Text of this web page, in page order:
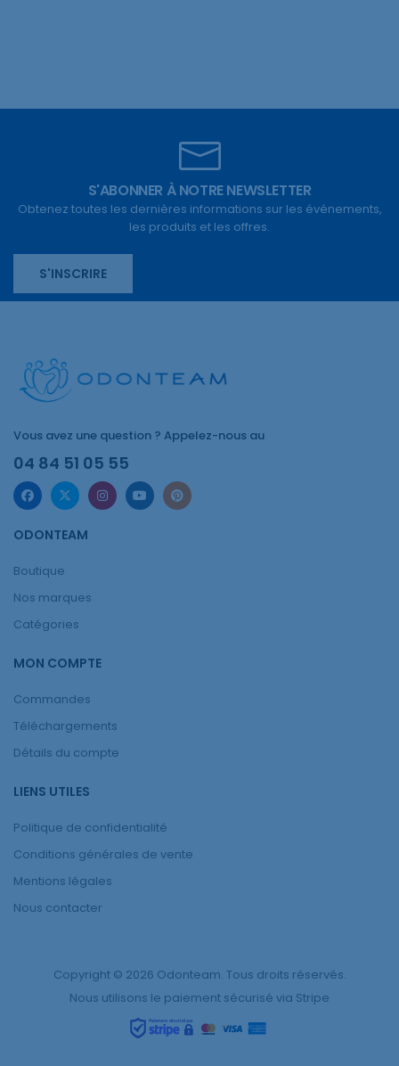
S'ABONNER À NOTRE NEWSLETTER
Obtenez toutes les dernières informations sur les événements,
les produits et les offres.
S'INSCRIRE
Vous avez une question ? Appelez-nous au
04 84 51 05 55
ODONTEAM
Boutique
Nos marques
Catégories
MON COMPTE
Commandes
Téléchargements
Détails du compte
LIENS UTILES
Politique de confidentialité
Conditions générales de vente
Mentions légales
Nous contacter
Copyright © 2026 Odonteam. Tous droits réservés.
Nous utilisons le paiement sécurisé via Stripe